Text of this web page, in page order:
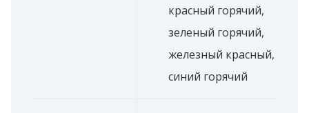
красный горячий,
зеленый горячий,
железный красный,
синий горячий